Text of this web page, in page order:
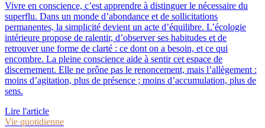
Vivre en conscience, c’est apprendre à distinguer le nécessaire du
superflu. Dans un monde d’abondance et de sollicitations
permanentes, la simplicité devient un acte d’équilibre. L’écologie
intérieure propose de ralentir, d’observer ses habitudes et de
retrouver une forme de clarté : ce dont on a besoin, et ce qui
encombre. La pleine conscience aide à sentir cet espace de
discernement. Elle ne prône pas le renoncement, mais l’allègement :
moins d’agitation, plus de présence ; moins d’accumulation, plus de
sens.
Lire l'article
Vie quotidienne